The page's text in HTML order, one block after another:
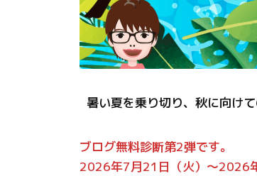
暑い夏を乗り切り、秋に向け
ブログ無料診断第2弾です。
2026年7月21日（火）〜2026